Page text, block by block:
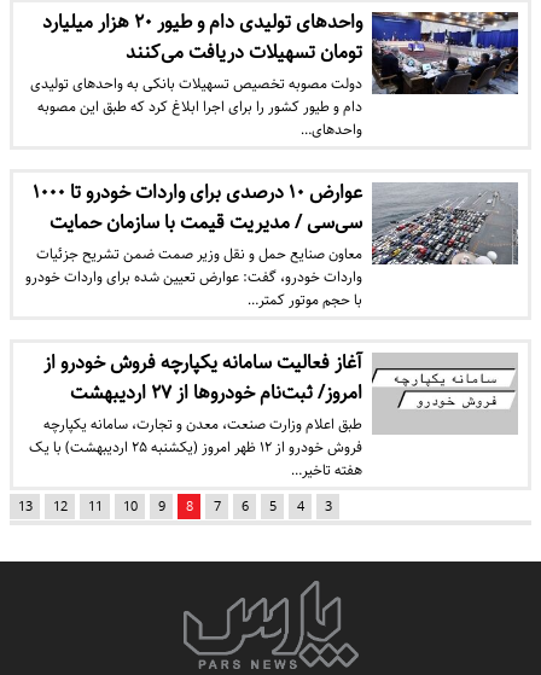
واحدهای تولیدی دام و طیور ۲۰ هزار میلیارد
تومان تسهیلات دریافت می‌کنند
دولت مصوبه تخصیص تسهیلات بانکی به واحدهای تولیدی
دام و طیور کشور را برای اجرا ابلاغ کرد که طبق این مصوبه
واحدهای…
عوارض ۱۰ درصدی برای واردات خودرو‌ تا ۱۰۰۰
سی‌سی‌ / مدیریت قیمت با سازمان حمایت‌‌
معاون صنایع حمل و نقل وزیر صمت ضمن تشریح جزئیات
واردات خودرو، گفت: عوارض تعیین شده برای واردات خودرو
با حجم موتور کمتر…
آغاز فعالیت سامانه یکپارچه فروش خودرو از
امروز/ ثبت‌نام خودروها از ۲۷ اردیبهشت
طبق اعلام وزارت صنعت، معدن و تجارت، سامانه یکپارچه
فروش خودرو از ۱۲ ظهر امروز (یکشنبه ۲۵ اردیبهشت) با یک
هفته تاخیر…
3
4
5
6
7
8
9
10
11
12
13